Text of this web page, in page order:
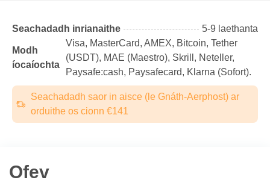
Seachadadh inrianaithe 5-9 laethanta
Modh
íocaíochta
Visa, MasterCard, AMEX, Bitcoin, Tether
(USDТ), MAE (Maestro), Skrill, Neteller,
Paysafe:cash, Paysafecard, Klarna (Sofort).
Seachadadh saor in aisce (le Gnáth-Aerphost) ar
orduithe os cionn €141
Ofev